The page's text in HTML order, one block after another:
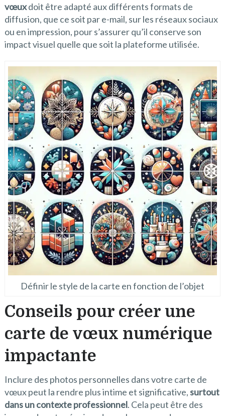
vœuxdoit être adapté aux différents formats de
diffusion, que ce soit par e-mail, sur les réseaux sociaux
ou en impression, pour s’assurer qu’il conserve son
impact visuel quelle que soit la plateforme utilisée.
Définir le style de la carte en fonction de l’objet
Conseils pour créer une
carte de vœux numérique
impactante
Inclure des photos personnelles dans votre carte de
vœux peut la rendre plus intime et significative,surtout
dans un contexte professionnel. Cela peut être des